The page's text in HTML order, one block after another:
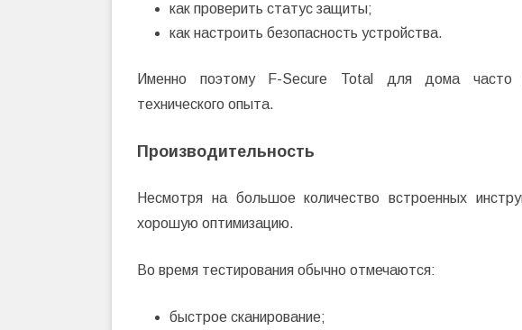
как проверить статус защиты;
как настроить безопасность устройства.
Именно поэтому F-Secure Total для дома часто
технического опыта.
Производительность
Несмотря на большое количество встроенных
хорошую оптимизацию.
Во время тестирования обычно отмечаются:
быстрое сканирование;